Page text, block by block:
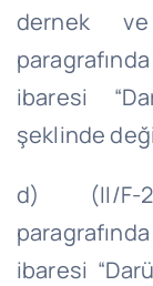
dernek
ibaresi
şeklinde
d) (II/F-
ibaresi